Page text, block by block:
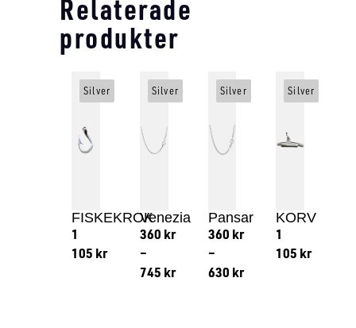
Relaterade
produkter
FISKEKROK
1
105 kr
Silver
Venezia
360 kr
–
745 kr
Silver
Pansar
360 kr
–
630 kr
Silver
KORV
1
105 kr
Silver